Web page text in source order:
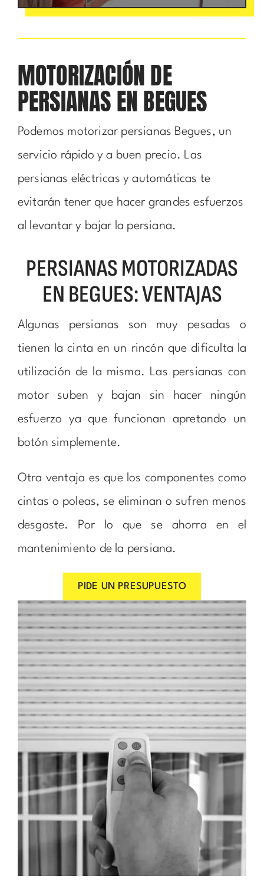
MOTORIZACIÓN DE
PERSIANAS EN BEGUES
Podemos motorizar persianas Begues, un
servicio rápido y a buen precio. Las
persianas eléctricas y automáticas te
evitarán tener que hacer grandes esfuerzos
al levantar y bajar la persiana.
PERSIANAS MOTORIZADAS
EN BEGUES: VENTAJAS
Algunas persianas son muy pesadas o
tienen la cinta en un rincón que dificulta la
utilización de la misma. Las persianas con
motor suben y bajan sin hacer ningún
esfuerzo ya que funcionan apretando un
botón simplemente.
Otra ventaja es que los componentes como
cintas o poleas, se eliminan o sufren menos
desgaste. Por lo que se ahorra en el
mantenimiento de la persiana.
PIDE UN PRESUPUESTO